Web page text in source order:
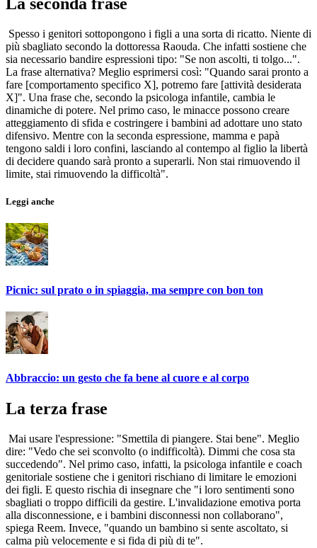
Spesso i genitori sottopongono i figli a una sorta di ricatto. Niente di
più sbagliato secondo la dottoressa Raouda. Che infatti sostiene che
sia necessario bandire espressioni tipo: "Se non ascolti, ti tolgo...".
La frase alternativa? Meglio esprimersi così: "Quando sarai pronto a
fare [comportamento specifico X], potremo fare [attività desiderata
X]". Una frase che, secondo la psicologa infantile, cambia le
dinamiche di potere. Nel primo caso, le minacce possono creare
atteggiamento di sfida e costringere i bambini ad adottare uno stato
difensivo. Mentre con la seconda espressione, mamma e papà
tengono saldi i loro confini, lasciando al contempo al figlio la libertà
di decidere quando sarà pronto a superarli. Non stai rimuovendo il
limite, stai rimuovendo la difficoltà".
Leggi anche
Picnic: sul prato o in spiaggia, ma sempre con bon ton
Abbraccio: un gesto che fa bene al cuore e al corpo
La terza frase
Mai usare l'espressione: "Smettila di piangere. Stai bene". Meglio
dire: "Vedo che sei sconvolto (o indifficoltà). Dimmi che cosa sta
succedendo". Nel primo caso, infatti, la psicologa infantile e coach
genitoriale sostiene che i genitori rischiano di limitare le emozioni
dei figli. E questo rischia di insegnare che "i loro sentimenti sono
sbagliati o troppo difficili da gestire. L'invalidazione emotiva porta
alla disconnessione, e i bambini disconnessi non collaborano",
spiega Reem. Invece, "quando un bambino si sente ascoltato, si
calma più velocemente e si fida di più di te".